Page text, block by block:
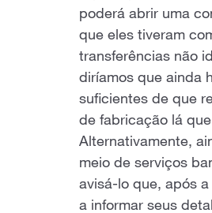
poderá abrir uma
que eles tiveram
transferências não
diríamos que ainda
suficientes de que
de fabricação lá
Alternativamente,
meio de serviços
avisá-lo que, após
a informar seus